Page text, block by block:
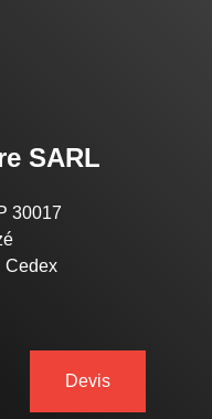
SARL
30017
Cedex
Devis